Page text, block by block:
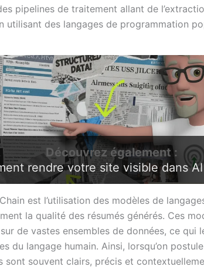
pipelines de traitement allant de
utilisant des langages de programmation
Découvrez également :
rendre votre site visible dans
est l’utilisation des modèles de
la qualité des résumés générés. Ces
de vastes ensembles de données, ce qui
du langage humain. Ainsi, lorsqu’on
sont souvent clairs, précis et